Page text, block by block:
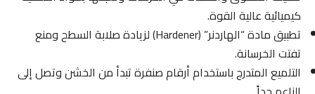
كيميائية عالية القوة.
تطبيق مادة “الهاردنر” (Hardener) لزيادة صلابة السطح ومنع
تفتت الخرسانة.
التلميع المتدرج باستخدام أرقام صنفرة تبدأ من الخشن وتصل إلى